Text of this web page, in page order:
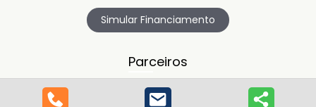
Simular Financiamento
Parceiros